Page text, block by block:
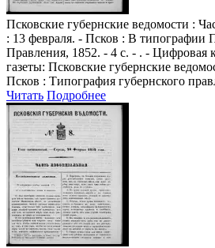
Псковские губернские ведомости :
: 13 февраля. - Псков : В типографии
Правления, 1852. - 4 с. - . - Цифровая
газеты: Псковские губернские
Псков : Типография губернского
Читать Подробнее